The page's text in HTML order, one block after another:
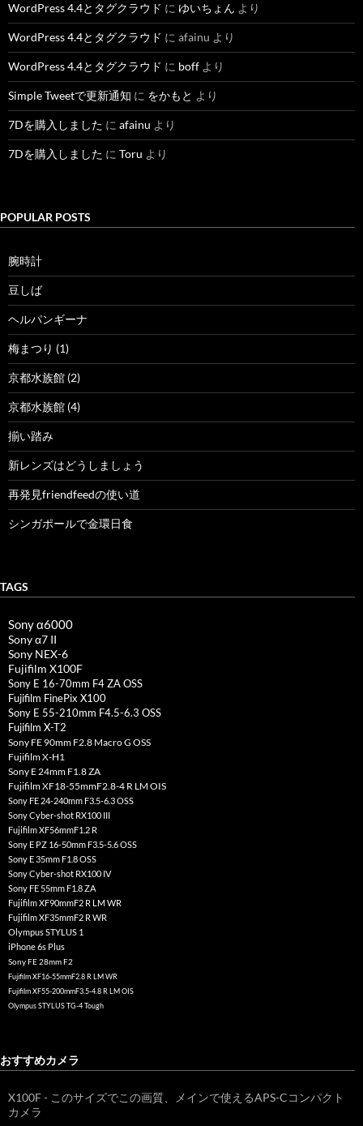
WordPress 4.4とタグクラウド に ゆいちょん より
WordPress 4.4とタグクラウド に afainu より
WordPress 4.4とタグクラウド に boff より
Simple Tweetで更新通知 に をかもと より
7Dを購入しました に afainu より
7Dを購入しました に Toru より
POPULAR POSTS
腕時計
豆しば
ヘルパンギーナ
梅まつり (1)
京都水族館 (2)
京都水族館 (4)
揃い踏み
新レンズはどうしましょう
再発見friendfeedの使い道
シンガポールで金環日食
TAGS
Sony α6000
Sony α7 II
Sony NEX-6
Fujifilm X100F
Sony E 16-70mm F4 ZA OSS
Fujifilm FinePix X100
Sony E 55-210mm F4.5-6.3 OSS
Fujifilm X-T2
Sony FE 90mm F2.8 Macro G OSS
Fujifilm X-H1
Sony E 24mm F1.8 ZA
Fujifilm XF18-55mmF2.8-4 R LM OIS
Sony FE 24-240mm F3.5-6.3 OSS
Sony Cyber-shot RX100 III
Fujifilm XF56mmF1.2 R
Sony E PZ 16-50mm F3.5-5.6 OSS
Sony E 35mm F1.8 OSS
Sony Cyber-shot RX100 IV
Sony FE 55mm F1.8 ZA
Fujifilm XF90mmF2 R LM WR
Fujifilm XF35mmF2 R WR
Olympus STYLUS 1
iPhone 6s Plus
Sony FE 28mm F2
Fujifilm XF16-55mmF2.8 R LM WR
Fujifilm XF55-200mmF3.5-4.8 R LM OIS
Olympus STYLUS TG-4 Tough
おすすめカメラ
X100F - このサイズでこの画質、メインで使えるAPS-Cコンパクト
カメラ